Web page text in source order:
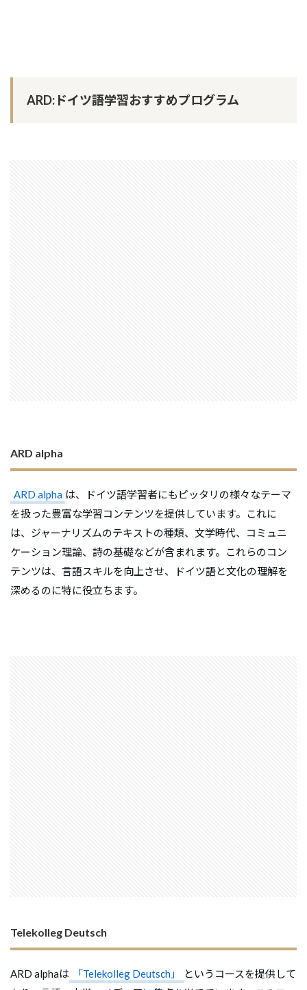
ARD:ドイツ語学習おすすめプログラム
ARD alpha
ARD alpha は、ドイツ語学習者にもピッタリの様々なテーマ
を扱った豊富な学習コンテンツを提供しています。これに
は、ジャーナリズムのテキストの種類、文学時代、コミュニ
ケーション理論、詩の基礎などが含まれます。これらのコン
テンツは、言語スキルを向上させ、ドイツ語と文化の理解を
深めるのに特に役立ちます。
Telekolleg Deutsch
ARD alphaは 「Telekolleg Deutsch」
というコースを提供して